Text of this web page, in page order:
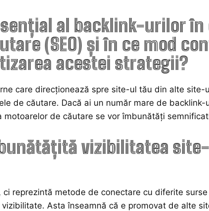
al backlink-urilor
(SEO) și în ce mod
acestei strategii?
care direcționează spre site-ul tău din alte site-
de căutare. Dacă ai un număr mare de
de căutare se vor îmbunătăți
vizibilitatea
reprezintă metode de conectare cu diferite
Asta înseamnă că e promovat de alte